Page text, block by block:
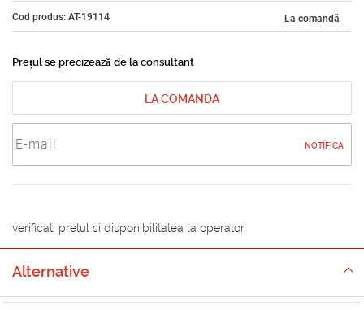
Cod produs: AT-19114 La comandă
Prețul se precizează de la consultant
LA COMANDA
NOTIFICA
verificati pretul si disponibilitatea la operator
Alternative